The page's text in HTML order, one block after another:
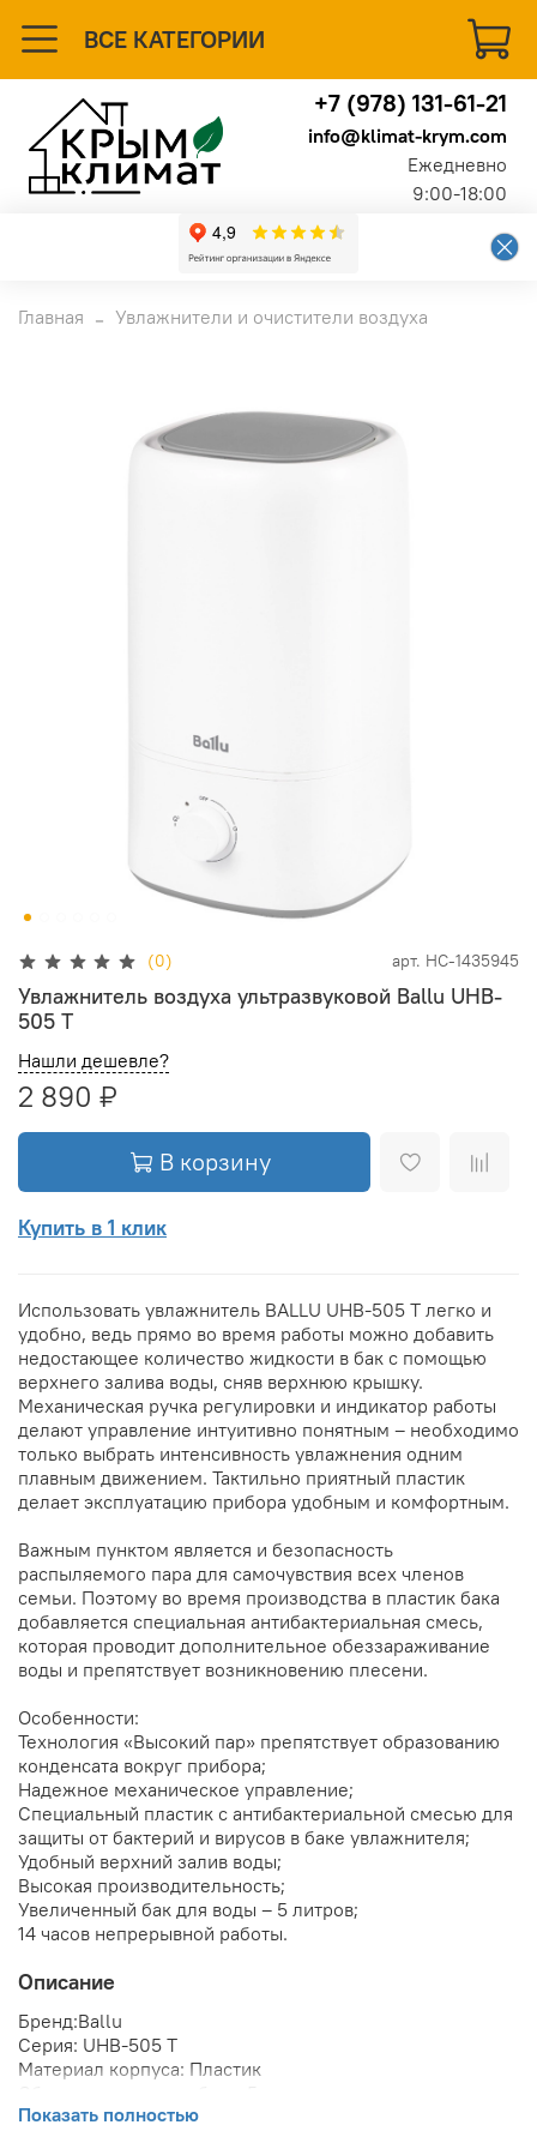
ВСЕ КАТЕГОРИИ
+7 (978) 131-61-21
info@klimat-krym.com
Ежедневно
9:00-18:00
Главная Увлажнители и очистители воздуха
(0) арт. НС-1435945
Увлажнитель воздуха ультразвуковой Ballu UHB-
505 T
Нашли дешевле?
2 890 ₽
В корзину
Купить в 1 клик
Использовать увлажнитель BALLU UHB-505 T легко и
удобно, ведь прямо во время работы можно добавить
недостающее количество жидкости в бак с помощью
верхнего залива воды, сняв верхнюю крышку.
Механическая ручка регулировки и индикатор работы
делают управление интуитивно понятным – необходимо
только выбрать интенсивность увлажнения одним
плавным движением. Тактильно приятный пластик
делает эксплуатацию прибора удобным и комфортным.
Важным пунктом является и безопасность
распыляемого пара для самочувствия всех членов
семьи. Поэтому во время производства в пластик бака
добавляется специальная антибактериальная смесь,
которая проводит дополнительное обеззараживание
воды и препятствует возникновению плесени.
Особенности:
Технология «Высокий пар» препятствует образованию
конденсата вокруг прибора;
Надежное механическое управление;
Специальный пластик с антибактериальной смесью для
защиты от бактерий и вирусов в баке увлажнителя;
Удобный верхний залив воды;
Высокая производительность;
Увеличенный бак для воды – 5 литров;
14 часов непрерывной работы.
Описание
Бренд:Ballu
Серия: UHB-505 T
Материал корпуса: Пластик
Форма корпуса:Цилиндрическая
Показать полностью